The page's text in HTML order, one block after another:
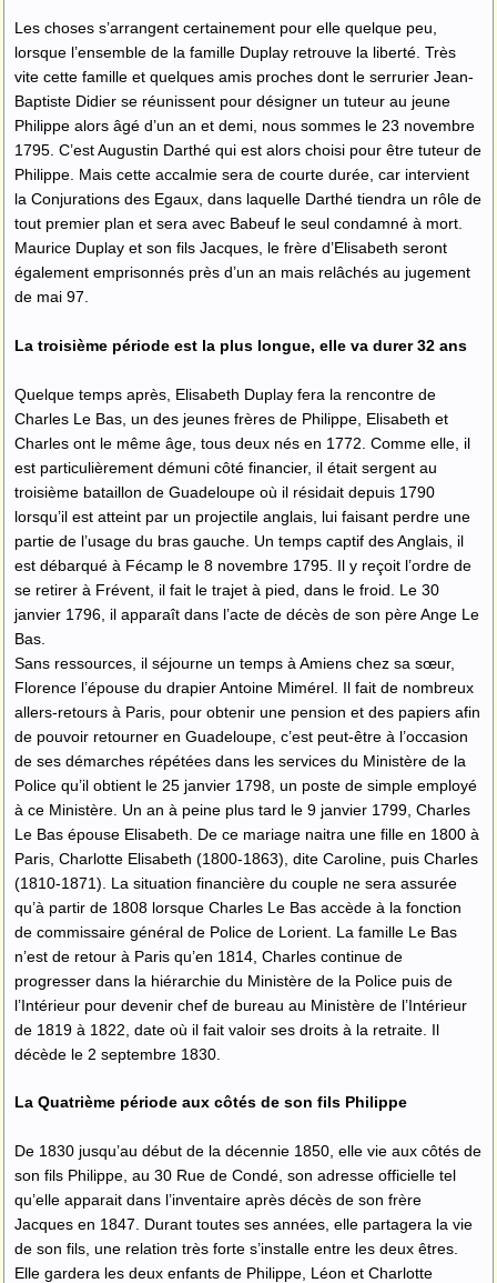
Les choses s’arrangent certainement pour elle quelque peu,
lorsque l’ensemble de la famille Duplay retrouve la liberté. Très
vite cette famille et quelques amis proches dont le serrurier Jean-
Baptiste Didier se réunissent pour désigner un tuteur au jeune
Philippe alors âgé d’un an et demi, nous sommes le 23 novembre
1795. C’est Augustin Darthé qui est alors choisi pour être tuteur de
Philippe. Mais cette accalmie sera de courte durée, car intervient
la Conjurations des Egaux, dans laquelle Darthé tiendra un rôle de
tout premier plan et sera avec Babeuf le seul condamné à mort.
Maurice Duplay et son fils Jacques, le frère d’Elisabeth seront
également emprisonnés près d’un an mais relâchés au jugement
de mai 97.
La troisième période est la plus longue, elle va durer 32 ans
Quelque temps après, Elisabeth Duplay fera la rencontre de
Charles Le Bas, un des jeunes frères de Philippe, Elisabeth et
Charles ont le même âge, tous deux nés en 1772. Comme elle, il
est particulièrement démuni côté financier, il était sergent au
troisième bataillon de Guadeloupe où il résidait depuis 1790
lorsqu’il est atteint par un projectile anglais, lui faisant perdre une
partie de l’usage du bras gauche. Un temps captif des Anglais, il
est débarqué à Fécamp le 8 novembre 1795. Il y reçoit l’ordre de
se retirer à Frévent, il fait le trajet à pied, dans le froid. Le 30
janvier 1796, il apparaît dans l’acte de décès de son père Ange Le
Bas.
Sans ressources, il séjourne un temps à Amiens chez sa sœur,
Florence l’épouse du drapier Antoine Mimérel. Il fait de nombreux
allers-retours à Paris, pour obtenir une pension et des papiers afin
de pouvoir retourner en Guadeloupe, c’est peut-être à l’occasion
de ses démarches répétées dans les services du Ministère de la
Police qu’il obtient le 25 janvier 1798, un poste de simple employé
à ce Ministère. Un an à peine plus tard le 9 janvier 1799, Charles
Le Bas épouse Elisabeth. De ce mariage naitra une fille en 1800 à
Paris, Charlotte Elisabeth (1800-1863), dite Caroline, puis Charles
(1810-1871). La situation financière du couple ne sera assurée
qu’à partir de 1808 lorsque Charles Le Bas accède à la fonction
de commissaire général de Police de Lorient. La famille Le Bas
n’est de retour à Paris qu’en 1814, Charles continue de
progresser dans la hiérarchie du Ministère de la Police puis de
l’Intérieur pour devenir chef de bureau au Ministère de l’Intérieur
de 1819 à 1822, date où il fait valoir ses droits à la retraite. Il
décède le 2 septembre 1830.
La Quatrième période aux côtés de son fils Philippe
De 1830 jusqu’au début de la décennie 1850, elle vie aux côtés de
son fils Philippe, au 30 Rue de Condé, son adresse officielle tel
qu’elle apparait dans l’inventaire après décès de son frère
Jacques en 1847. Durant toutes ses années, elle partagera la vie
de son fils, une relation très forte s’installe entre les deux êtres.
Elle gardera les deux enfants de Philippe, Léon et Charlotte